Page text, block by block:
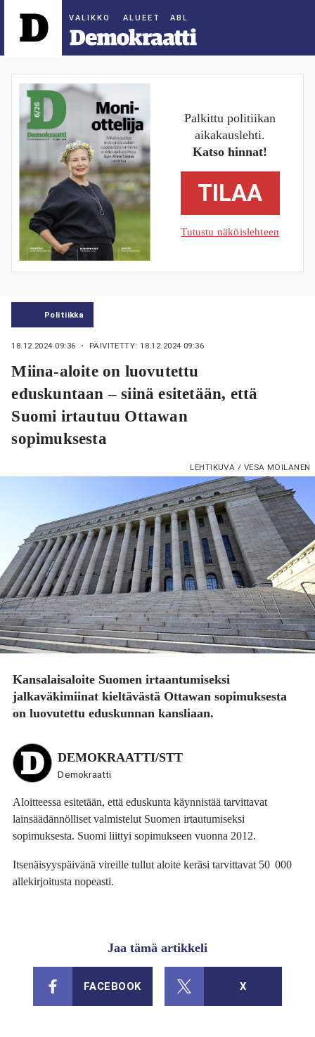
ALUEET
Palkittu politiikan
aikakauslehti.
Katso hinnat!
TILAA
Tutustu näköislehteen
Politiikka
18.12.2024 09:36 ・ PÄIVITETTY: 18.12.2024 09:36
Miina-aloite on luovutettu
eduskuntaan – siinä esitetään, että
Suomi irtautuu Ottawan
sopimuksesta
LEHTIKUVA / VESA MOILANEN
Kansalaisaloite Suomen irtaantumiseksi
jalkaväkimiinat kieltävästä Ottawan sopimuksesta
on luovutettu eduskunnan kansliaan.
DEMOKRAATTI/STT
Demokraatti
Aloitteessa esitetään, että eduskunta käynnistää tarvittavat
lainsäädännölliset valmistelut Suomen irtautumiseksi
sopimuksesta. Suomi liittyi sopimukseen vuonna 2012.
Itsenäisyyspäivänä vireille tullut aloite keräsi tarvittavat 50 000
allekirjoitusta nopeasti.
Jaa tämä artikkeli
FACEBOOK X